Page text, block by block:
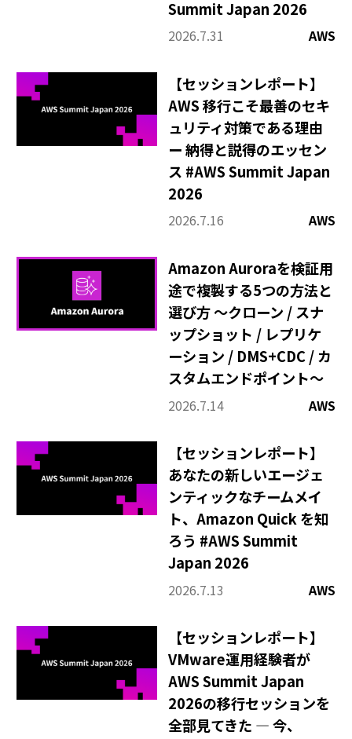
Summit Japan 2026
2026.7.31 AWS
【セッションレポート】
AWS 移行こそ最善のセキ
ュリティ対策である理由
ー 納得と説得のエッセン
ス #AWS Summit Japan
2026
2026.7.16 AWS
Amazon Auroraを検証用
途で複製する5つの方法と
選び方 〜クローン / スナ
ップショット / レプリケ
ーション / DMS+CDC / カ
スタムエンドポイント〜
2026.7.14 AWS
【セッションレポート】
あなたの新しいエージェ
ンティックなチームメイ
ト、Amazon Quick を知
ろう #AWS Summit
Japan 2026
2026.7.13 AWS
【セッションレポート】
VMware運用経験者が
AWS Summit Japan
2026の移行セッションを
全部見てきた ― 今、